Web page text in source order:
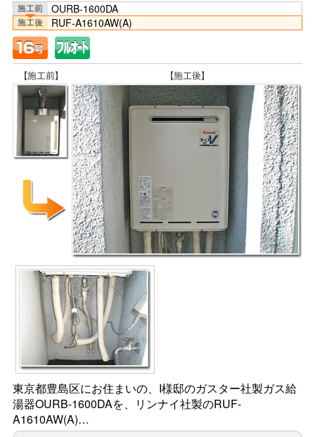
OURB-1600DA
RUF-A1610AW(A)
東京都豊島区にお住まいの、I様邸のガスター社製ガス給
湯器OURB-1600DAを、リンナイ社製のRUF-
A1610AW(A)…